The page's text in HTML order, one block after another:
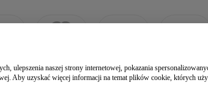
ulepszenia naszej strony internetowej, pokazania
Aby uzyskać więcej informacji na temat plików cookie, których